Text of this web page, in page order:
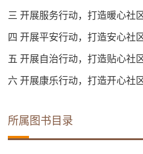
三 开展服务行动，打造暖心社
四 开展平安行动，打造安心社
五 开展自治行动，打造贴心社
六 开展康乐行动，打造开心社
所属图书目录